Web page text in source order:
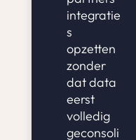
integratie
s
opzetten
zonder
dat data
eerst
volledig
geconsoli